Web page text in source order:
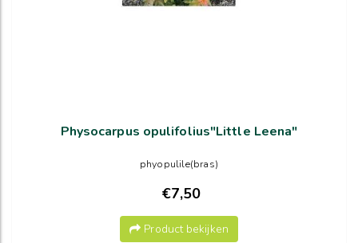
Physocarpus opulifolius"Little Leena"
phyopulile(bras)
€7,50
Product bekijken